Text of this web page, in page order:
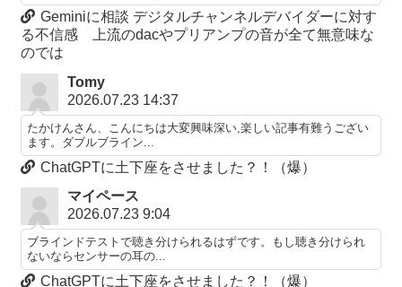
Geminiに相談 デジタルチャンネルデバイダーに対す
る不信感 上流のdacやプリアンプの音が全て無意味な
のでは
Tomy
2026.07.23 14:37
たかけんさん、こんにちは大変興味深い,楽しい記事有難うござい
ます。ダブルブライン...
ChatGPTに土下座をさせました？！（爆）
マイペース
2026.07.23 9:04
ブラインドテストで聴き分けられるはずです。もし聴き分けられ
ないならセンサーの耳の...
ChatGPTに土下座をさせました？！（爆）